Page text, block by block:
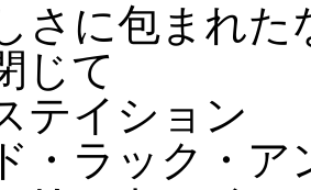
さに包まれた
じて
テイション
・ラック・ア